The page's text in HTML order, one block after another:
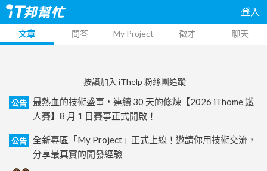
登入
文章 問答 My Project 徵才 聊天
按讚加入 iThelp 粉絲團追蹤
公告
最熱血的技術盛事，連續 30 天的修煉【2026 iThome 鐵
人賽】8 月 1 日賽事正式開啟！
公告
全新專區「My Project」正式上線！邀請你用技術交流，
分享最真實的開發經驗